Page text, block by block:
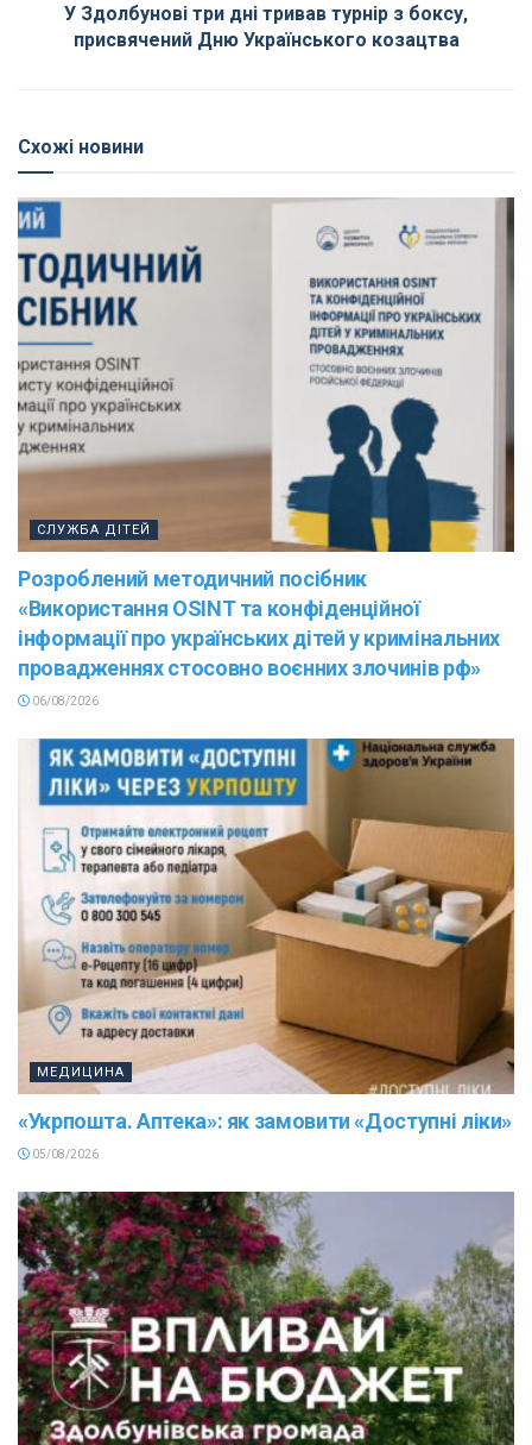
У Здолбунові три дні тривав турнір з боксу,
присвячений Дню Українського козацтва
Схожі новини
СЛУЖБА ДІТЕЙ
Розроблений методичний посібник
«Використання OSINT та конфіденційної
інформації про українських дітей у кримінальних
провадженнях стосовно воєнних злочинів рф»
06/08/2026
МЕДИЦИНА
«Укрпошта. Аптека»: як замовити «Доступні ліки»
05/08/2026